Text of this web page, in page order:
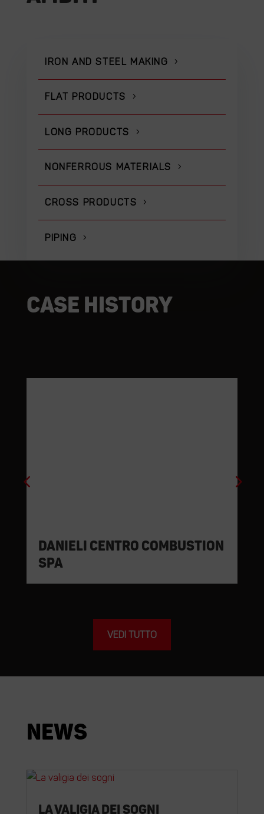
IRON AND STEEL MAKING
FLAT PRODUCTS
LONG PRODUCTS
NONFERROUS MATERIALS
CROSS PRODUCTS
PIPING
Case history
Danieli Centro Combustion
Spa
VEDI TUTTO
News
La valigia dei sogni